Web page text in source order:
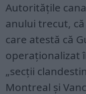
Autorităţile
anului trecut,
care atestă că
operaţionalizat
„secţii
Montreal şi